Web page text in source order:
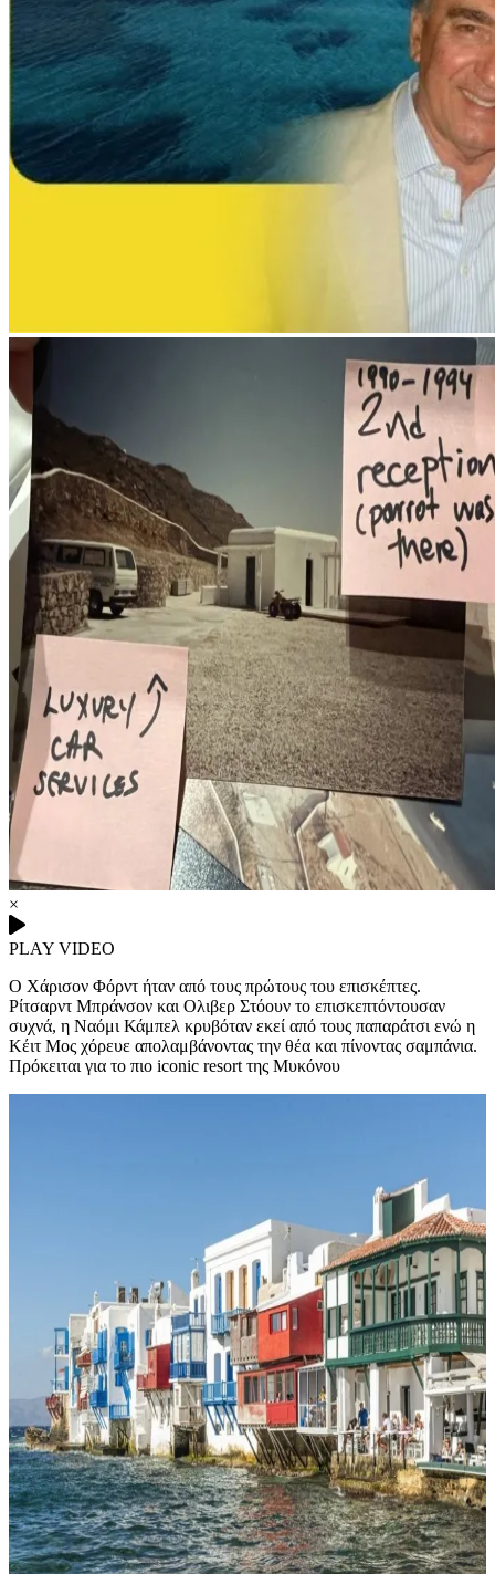
×
PLAY VIDEO
Ο Χάρισον Φόρντ ήταν από τους πρώτους του επισκέπτες.
Ρίτσαρντ Μπράνσον και Ολιβερ Στόουν το επισκεπτόντουσαν
συχνά, η Ναόμι Κάμπελ κρυβόταν εκεί από τους παπαράτσι ενώ η
Κέιτ Μος χόρευε απολαμβάνοντας την θέα και πίνοντας σαμπάνια.
Πρόκειται για το πιο iconic resort της Μυκόνου